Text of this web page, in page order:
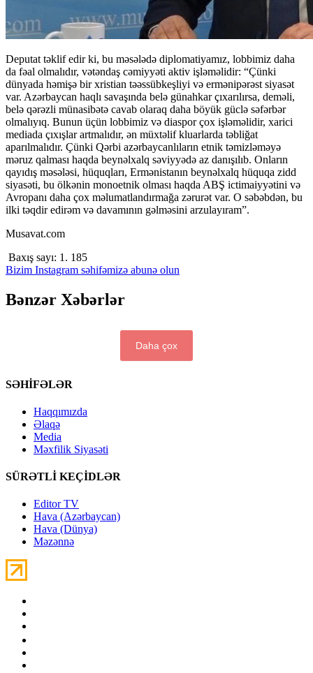
Deputat təklif edir ki, bu məsələdə diplomatiyamız, lobbimiz daha
da fəal olmalıdır, vətəndaş cəmiyyəti aktiv işləməlidir: “Çünki
dünyada həmişə bir xristian təəssübkeşliyi və ermənipərəst siyasət
var. Azərbaycan haqlı savaşında belə günahkar çıxarılırsa, deməli,
belə qərəzli münasibətə cavab olaraq daha böyük güclə səfərbər
olmalıyıq. Bunun üçün lobbimiz və diaspor çox işləməlidir, xarici
mediada çıxışlar artmalıdır, ən müxtəlif kluarlarda təbliğat
aparılmalıdır. Çünki Qərbi azərbaycanlıların etnik təmizləməyə
məruz qalması haqda beynəlxalq səviyyədə az danışılıb. Onların
qayıdış məsələsi, hüquqları, Ermənistanın beynəlxalq hüquqa zidd
siyasəti, bu ölkənin monoetnik olması haqda ABŞ ictimaiyyətini və
Avropanı daha çox məlumatlandırmağa zərurət var. O səbəbdən, bu
ilki təqdir edirəm və davamının gəlməsini arzulayıram”.
Musavat.com
Baxış sayı: 1. 185
Bizim Instagram səhifəmizə abunə olun
Bənzər Xəbərlər
Daha çox
SƏHİFƏLƏR
Haqqımızda
Əlaqə
Media
Məxfilik Siyasəti
SÜRƏTLİ KEÇİDLƏR
Editor TV
Hava (Azərbaycan)
Hava (Dünya)
Məzənnə